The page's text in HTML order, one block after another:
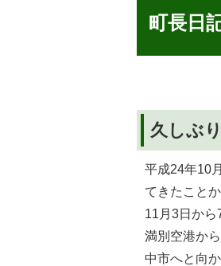
町長日
久しぶ
平成24年10
てきたこと
11月3日か
満別空港か
中市へと向